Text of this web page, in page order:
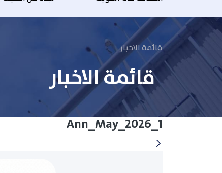
قائمة الاخبار
قائمة الاخبار
Ann_May_2026_1